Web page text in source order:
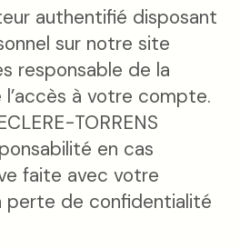
authentifié disposant
sur notre site
responsable de la
à votre compte.
TORRENS
en cas
faite avec votre
perte de confidentialité